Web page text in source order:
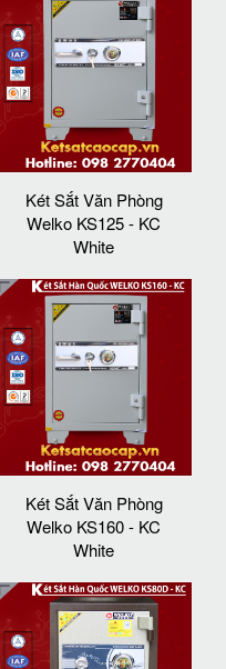
Két Sắt Văn Phòng
Welko KS125 - KC
White
Két Sắt Văn Phòng
Welko KS160 - KC
White